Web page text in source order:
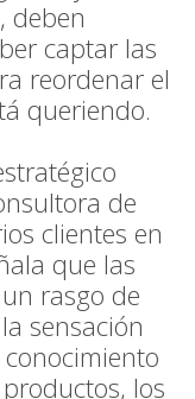
deben
captar las
reordenar el
queriendo.
de
clientes en
que las
rasgo de
sensación
los